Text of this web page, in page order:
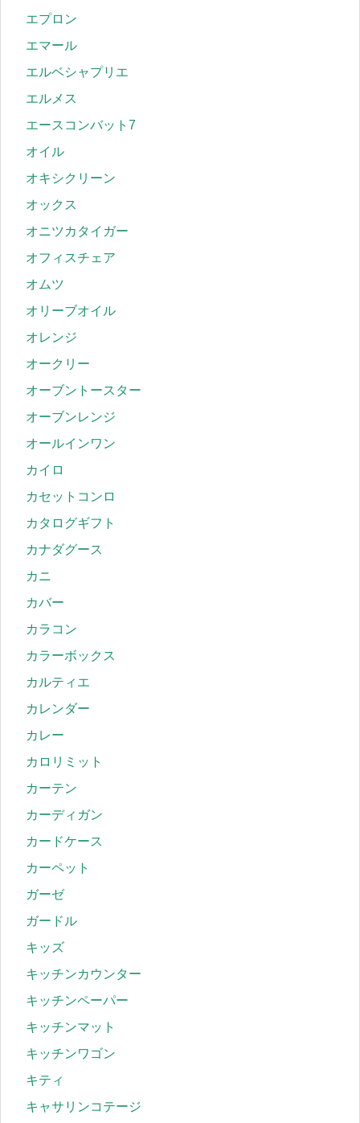
エプロン
エマール
エルベシャプリエ
エルメス
エースコンバット7
オイル
オキシクリーン
オックス
オニツカタイガー
オフィスチェア
オムツ
オリーブオイル
オレンジ
オークリー
オーブントースター
オーブンレンジ
オールインワン
カイロ
カセットコンロ
カタログギフト
カナダグース
カニ
カバー
カラコン
カラーボックス
カルティエ
カレンダー
カレー
カロリミット
カーテン
カーディガン
カードケース
カーペット
ガーゼ
ガードル
キッズ
キッチンカウンター
キッチンペーパー
キッチンマット
キッチンワゴン
キティ
キャサリンコテージ